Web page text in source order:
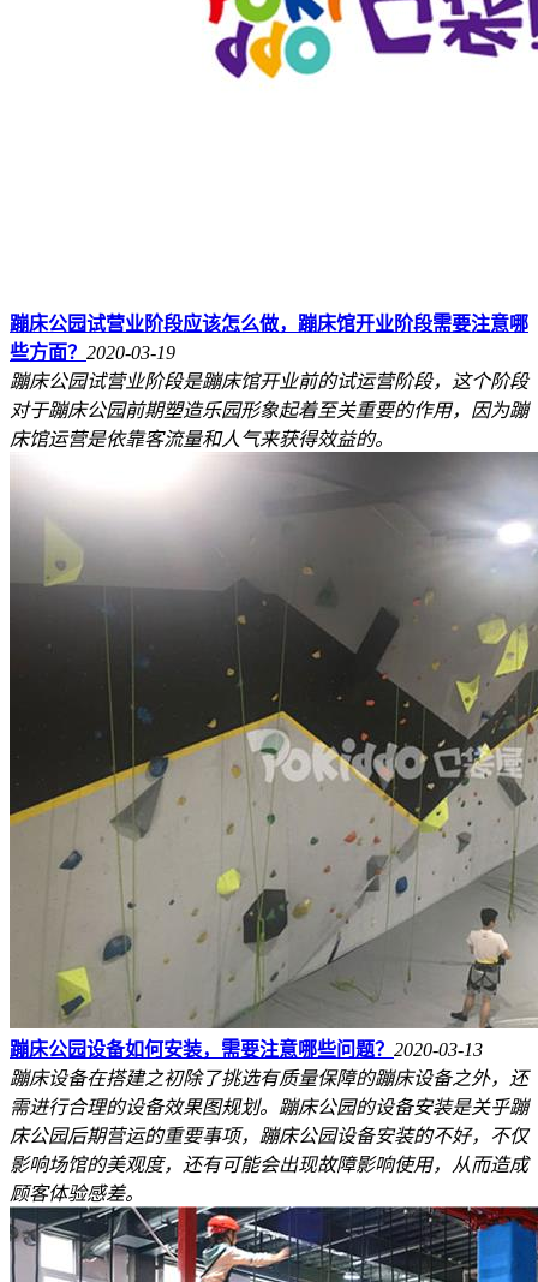
蹦床公园试营业阶段应该怎么做，蹦床馆开业阶段需要注意哪
些方面？ 2020-03-19
蹦床公园试营业阶段是蹦床馆开业前的试运营阶段，这个阶段
对于蹦床公园前期塑造乐园形象起着至关重要的作用，因为蹦
床馆运营是依靠客流量和人气来获得效益的。
蹦床公园设备如何安装，需要注意哪些问题？ 2020-03-13
蹦床设备在搭建之初除了挑选有质量保障的蹦床设备之外，还
需进行合理的设备效果图规划。蹦床公园的设备安装是关乎蹦
床公园后期营运的重要事项，蹦床公园设备安装的不好，不仅
影响场馆的美观度，还有可能会出现故障影响使用，从而造成
顾客体验感差。